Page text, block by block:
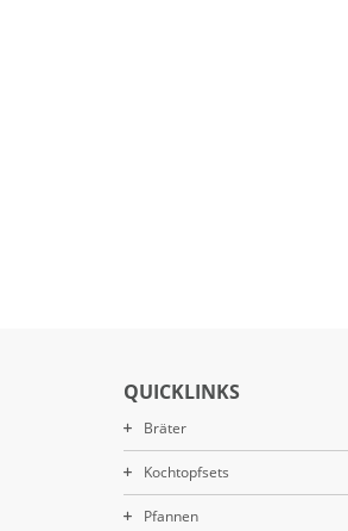
QUICKLINKS
Bräter
Kochtopfsets
Pfannen